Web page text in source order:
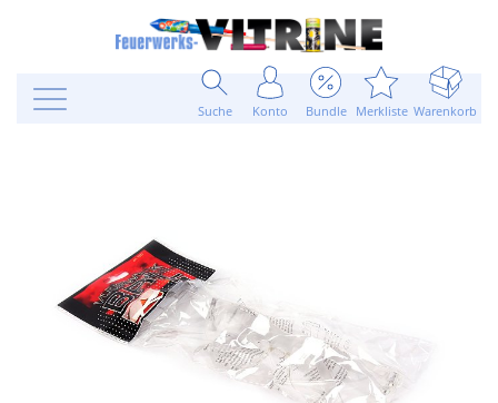
Suche Konto Bundle Merkliste Warenkorb